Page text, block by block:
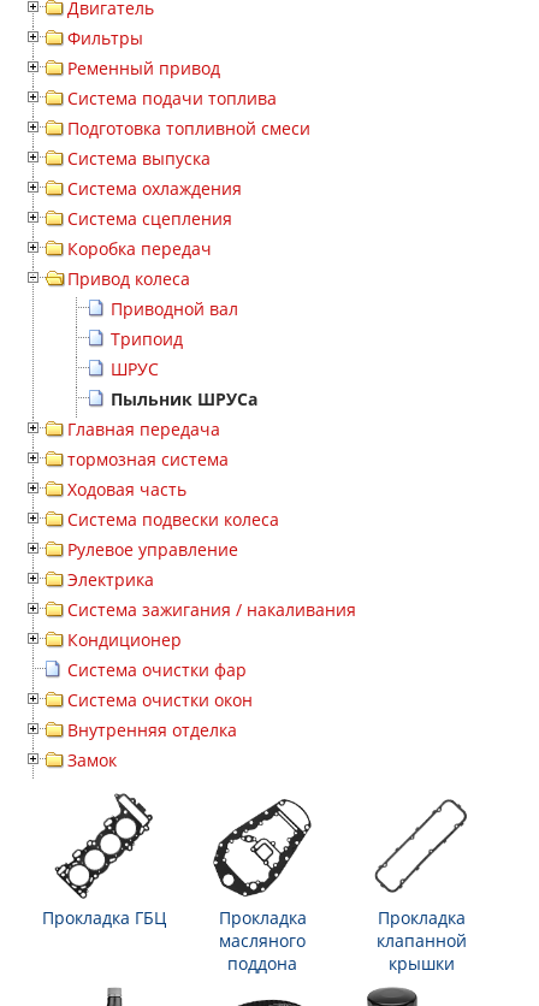
Двигатель
Фильтры
Ременный привод
Система подачи топлива
Подготовка топливной смеси
Система выпуска
Система охлаждения
Система сцепления
Коробка передач
Привод колеса
Приводной вал
Трипоид
ШРУС
Пыльник ШРУСа
Главная передача
тормозная система
Ходовая часть
Система подвески колеса
Рулевое управление
Электрика
Система зажигания / накаливания
Кондиционер
Система очистки фар
Система очистки окон
Внутренняя отделка
Замок
Прокладка ГБЦ
Прокладка
масляного
поддона
Прокладка
клапанной
крышки